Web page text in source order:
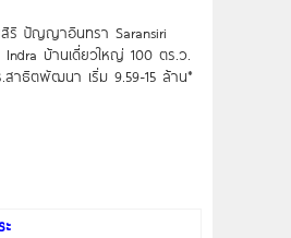
ริ ปัญญาอินทรา Saransiri
Indra บ้านเดี่ยวใหญ่ 100 ตร.ว.
สาธิตพัฒนา เริ่ม 9.59-15 ล้าน*